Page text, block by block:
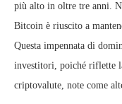
più alto in oltre tre anni.
Bitcoin è riuscito a
Questa impennata di
investitori, poiché riflette
criptovalute, note come